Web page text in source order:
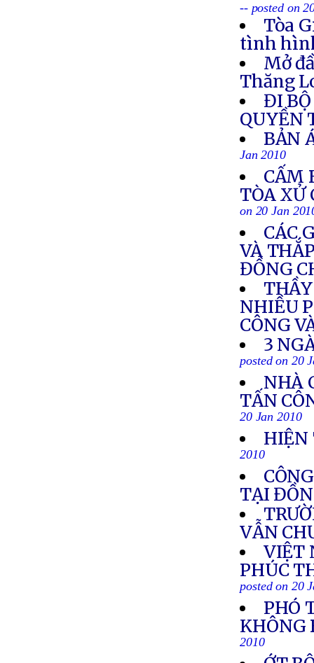
-- posted on
Tòa
tình
Mở
Thăng
ĐI
QUYỀN
BẢN
Jan 2010
CẤM
TÒA XỬ
on 20 Jan
CÁC
VÀ
ĐỒNG
NHIỀU
CÔNG
3
posted on 20
NHÀ
TẤN
20 Jan 2010
HIỆN
2010
TẠI
VẪN
VIỆT
PHÚC
posted on 20
PHÓ
KHÔNG
2010